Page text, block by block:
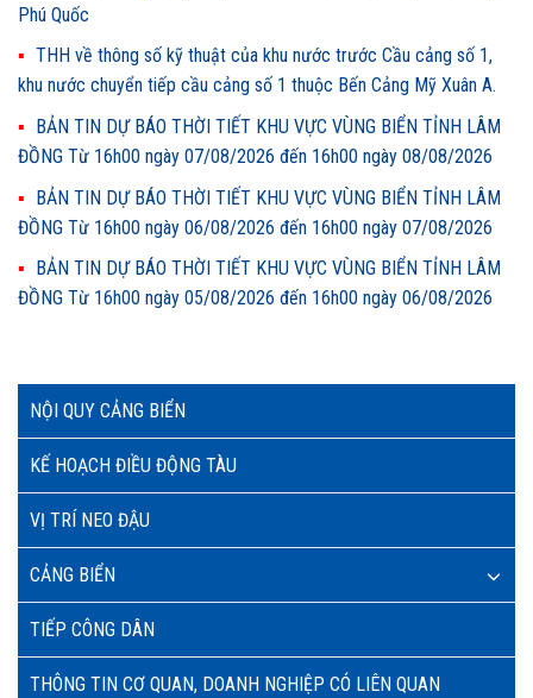
NỘI QUY CẢNG BIỂN
KẾ HOẠCH ĐIỀU ĐỘNG TÀU
VỊ TRÍ NEO ĐẬU
CẢNG BIỂN
TIẾP CÔNG DÂN
THÔNG TIN CƠ QUAN, DOANH NGHIỆP CÓ LIÊN QUAN
Phú Quốc
THH về thông số kỹ thuật của khu nước trước Cầu cảng số 1,
khu nước chuyển tiếp cầu cảng số 1 thuộc Bến Cảng Mỹ Xuân A.
BẢN TIN DỰ BÁO THỜI TIẾT KHU VỰC VÙNG BIỂN TỈNH LÂM
ĐỒNG Từ 16h00 ngày 07/08/2026 đến 16h00 ngày 08/08/2026
BẢN TIN DỰ BÁO THỜI TIẾT KHU VỰC VÙNG BIỂN TỈNH LÂM
ĐỒNG Từ 16h00 ngày 06/08/2026 đến 16h00 ngày 07/08/2026
BẢN TIN DỰ BÁO THỜI TIẾT KHU VỰC VÙNG BIỂN TỈNH LÂM
ĐỒNG Từ 16h00 ngày 05/08/2026 đến 16h00 ngày 06/08/2026